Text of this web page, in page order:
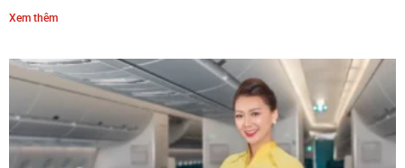
Xem thêm